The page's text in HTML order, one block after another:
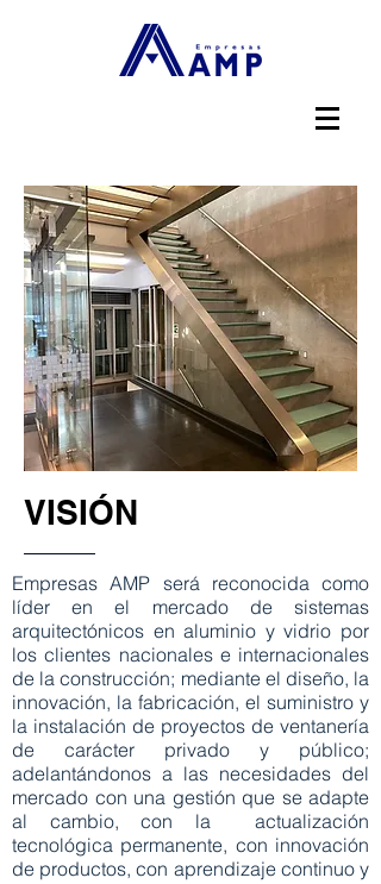
VISIÓN
Empresas AMP será reconocida como
líder en el mercado de sistemas
arquitectónicos en aluminio y vidrio por
los clientes nacionales e internacionales
de la construcción; mediante el diseño, la
innovación, la fabricación, el suministro y
la instalación de proyectos de ventanería
de carácter privado y público;
adelantándonos a las necesidades del
mercado con una gestión que se adapte
al cambio, con la actualización
tecnológica permanente, con innovación
de productos, con aprendizaje continuo y